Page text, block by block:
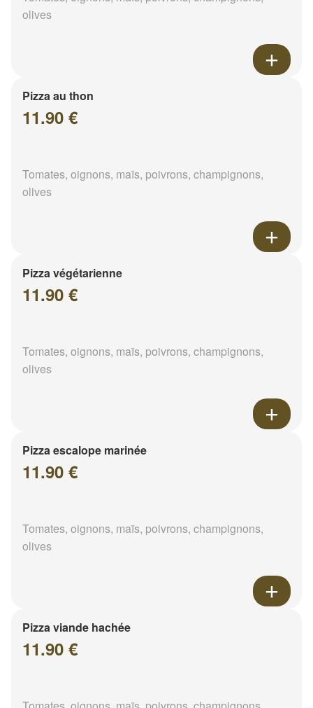
olives
Pizza au thon
11.90 €
Tomates, oignons, maïs, poivrons, champignons,
olives
Pizza végétarienne
11.90 €
Tomates, oignons, maïs, poivrons, champignons,
olives
Pizza escalope marinée
11.90 €
Tomates, oignons, maïs, poivrons, champignons,
olives
Pizza viande hachée
11.90 €